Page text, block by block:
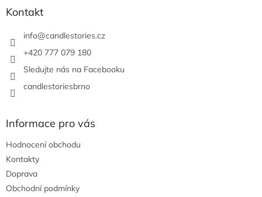
Kontakt
info@candlestories.cz
+420 777 079 180
Sledujte nás na Facebooku
candlestoriesbrno
Informace pro vás
Hodnocení obchodu
Kontakty
Doprava
Obchodní podmínky